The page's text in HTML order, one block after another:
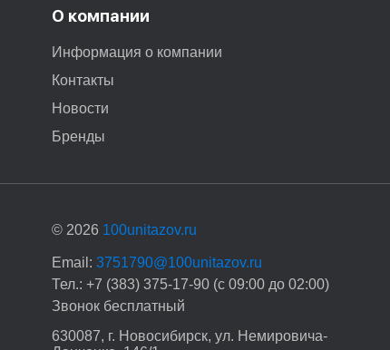
О компании
Информация о компании
Контакты
Новости
Бренды
© 2026 100unitazov.ru
Email: 3751790@100unitazov.ru
Тел.: +7 (383) 375-17-90 (с 09:00 до 02:00)
Звонок бесплатный
630087, г. Новосибирск, ул. Немировича-